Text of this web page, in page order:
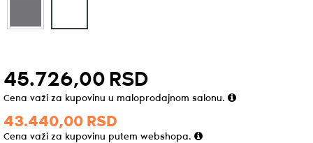
45.726,00 RSD
Cena važi za kupovinu u maloprodajnom salonu.
43.440,00 RSD
Cena važi za kupovinu putem webshopa.